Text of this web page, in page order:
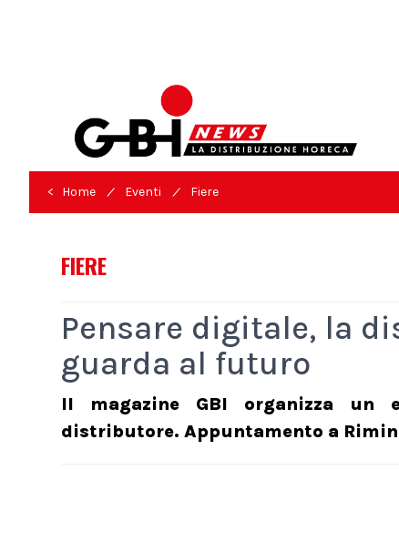
< Home / Eventi / Fiere
FIERE
Pensare digitale, la
guarda al futuro
Il magazine GBI organizza un
distributore. Appuntamento a